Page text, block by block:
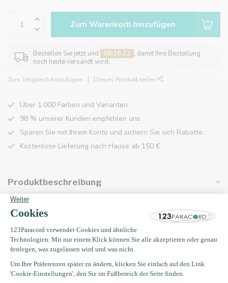
Zum Warenkorb hinzufügen
Bestellen Sie jetzt und 08:36:23 , damit Ihre Bestellung
noch heute versandt wird.
Zum Vergleich hinzufügen Dieses Produkt teilen
Über 1.000 Farben und Varianten
98 % unserer Kunden empfehlen uns
Sparen Sie mit Ihrem Konto und sichern Sie sich Rabatte.
Kostenlose Lieferung nach Hause ab 150 €
Produktbeschreibung
Eigenschaften
Zuletzt angesehen